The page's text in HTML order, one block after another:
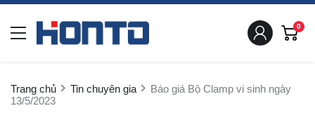
0
Trang chủ Tin chuyên gia
Báo giá Bộ Clamp vi sinh ngày
13/5/2023